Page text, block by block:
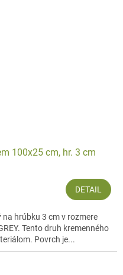
100x25 cm, hr. 3 cm
DETAIL
hrúbku 3 cm v rozmere
Tento druh kremenného
Povrch je...